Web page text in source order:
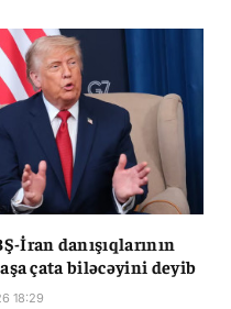
İran danışıqlarının
çata biləcəyini deyib
18:29